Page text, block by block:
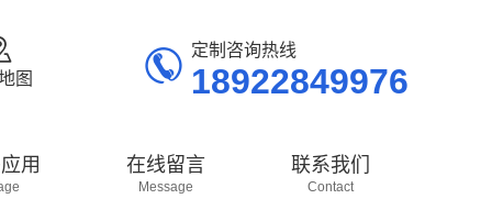
 定制咨询热线
18922849976
图
用 在线留言
Message
联系我们
Contact